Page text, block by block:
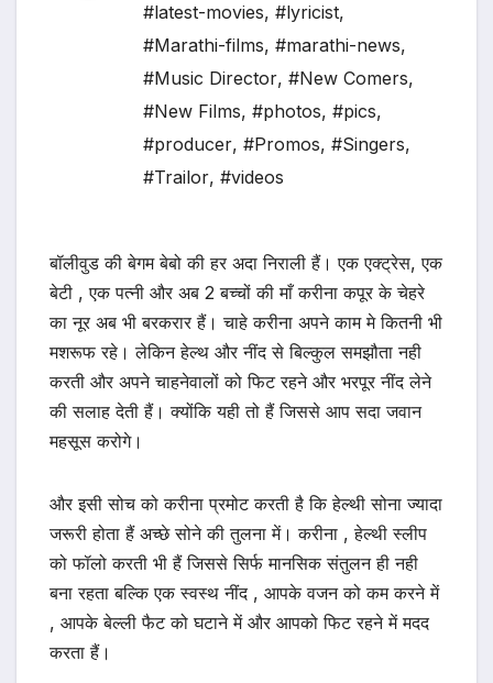
#latest-movies, #lyricist,
#Marathi-films, #marathi-news,
#Music Director, #New Comers,
#New Films, #photos, #pics,
#producer, #Promos, #Singers,
#Trailor, #videos
बॉलीवुड की बेगम बेबो की हर अदा निराली हैं। एक एक्ट्रेस, एक
बेटी , एक पत्नी और अब 2 बच्चों की माँ करीना कपूर के चेहरे
का नूर अब भी बरकरार हैं। चाहे करीना अपने काम मे कितनी भी
मशरूफ रहे। लेकिन हेल्थ और नींद से बिल्कुल समझौता नही
करती और अपने चाहनेवालों को फिट रहने और भरपूर नींद लेने
की सलाह देती हैं। क्योंकि यही तो हैं जिससे आप सदा जवान
महसूस करोगे।
और इसी सोच को करीना प्रमोट करती है कि हेल्थी सोना ज्यादा
जरूरी होता हैं अच्छे सोने की तुलना में। करीना , हेल्थी स्लीप
को फॉलो करती भी हैं जिससे सिर्फ मानसिक संतुलन ही नही
बना रहता बल्कि एक स्वस्थ नींद , आपके वजन को कम करने में
, आपके बेल्ली फैट को घटाने में और आपको फिट रहने में मदद
करता हैं।